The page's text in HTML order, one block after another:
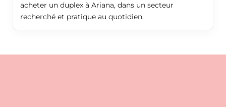
acheter un duplex à Ariana, dans un secteur
recherché et pratique au quotidien.